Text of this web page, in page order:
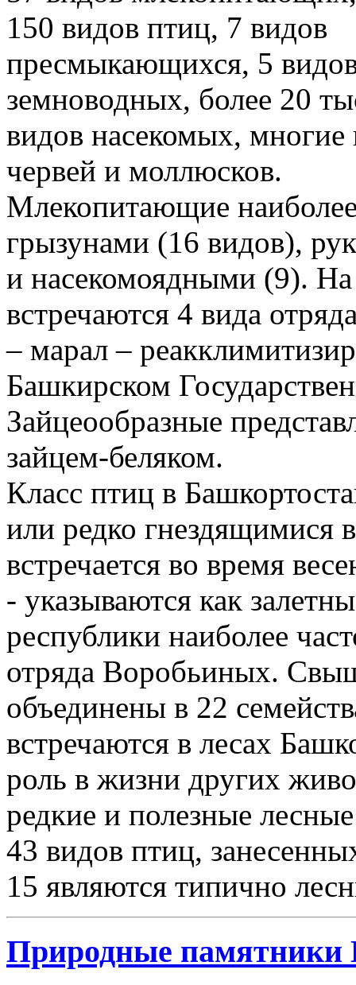
150 видов птиц, 7 видов
пресмыкающихся, 5
земноводных, более 20
видов насекомых,
червей и моллюсков.
Млекопитающие
грызунами (16 видов),
и насекомоядными (9).
встречаются 4 вида
– марал –
Башкирском
Зайцеообразные
зайцем-беляком.
Класс птиц в
или редко гнездящимися
встречается во время
- указываются как
республики наиболее
отряда Воробьиных.
объединены в 22
встречаются в лесах
роль в жизни других
редкие и полезные
43 видов птиц,
15 являются типично
Природные памятники